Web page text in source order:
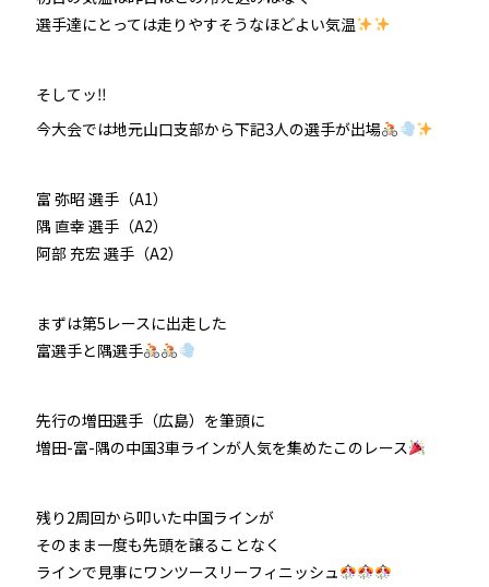
選手達にとっては走りやすそうなほどよい気温
そしてッ‼
今大会では地元山口支部から下記3人の選手が出場
富 弥昭 選手（A1）
隅 直幸 選手（A2）
阿部 充宏 選手（A2）
まずは第5レースに出走した
富選手と隅選手
先行の増田選手（広島）を筆頭に
増田-富-隅の中国3車ラインが人気を集めたこのレース
残り2周回から叩いた中国ラインが
そのまま一度も先頭を譲ることなく
ラインで見事にワンツースリーフィニッシュ